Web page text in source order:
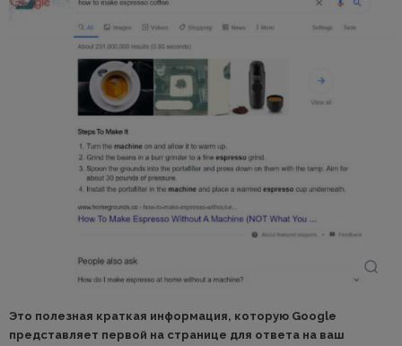
Это полезная краткая информация, которую Google
представляет первой на странице для ответа на ваш